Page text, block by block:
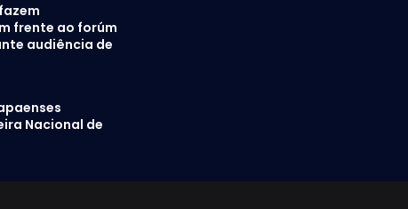
frente ao forúm
audiência de
Nacional de